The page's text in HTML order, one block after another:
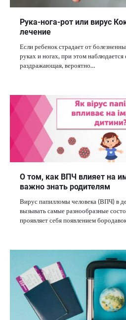
Рука-нога-рот или вирус
лечение
Если ребенок страдает от
руках и ногах, при этом
раздражающая, вероятно…
О том, как ВПЧ влияет на
важно знать родителям
Вирус папилломы человека (ВПЧ) в
вызывать самые разнообразные
проявляет себя появлением